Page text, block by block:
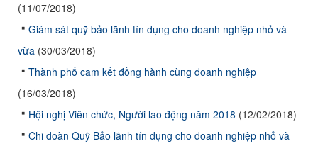
(11/07/2018)
Giám sát quỹ bảo lãnh tín dụng cho doanh nghiệp nhỏ và
vừa (30/03/2018)
Thành phố cam kết đồng hành cùng doanh nghiệp
(16/03/2018)
Hội nghị Viên chức, Người lao động năm 2018 (12/02/2018)
Chi đoàn Quỹ Bảo lãnh tín dụng cho doanh nghiệp nhỏ và